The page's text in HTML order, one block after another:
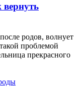
вернуть
родов, волнует
проблемой
прекрасного